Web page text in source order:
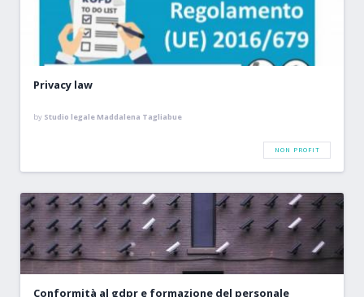
Privacy law
by Studio legale Maddalena Tagliabue
NON PROFIT
Conformità al gdpr e formazione del personale